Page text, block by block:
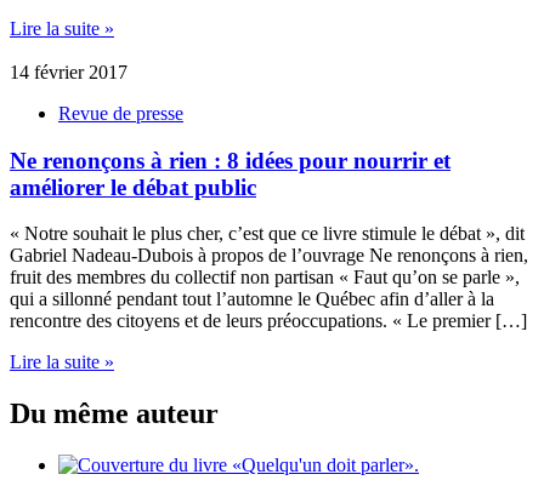
Lire la suite »
14 février 2017
Revue de presse
Ne renonçons à rien : 8 idées pour nourrir et
améliorer le débat public
« Notre souhait le plus cher, c’est que ce livre stimule le débat », dit
Gabriel Nadeau-Dubois à propos de l’ouvrage Ne renonçons à rien,
fruit des membres du collectif non partisan « Faut qu’on se parle »,
qui a sillonné pendant tout l’automne le Québec afin d’aller à la
rencontre des citoyens et de leurs préoccupations. « Le premier […]
Lire la suite »
Du même auteur